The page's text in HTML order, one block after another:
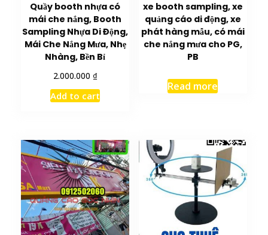
Quầy booth nhựa có
mái che nắng, Booth
Sampling Nhựa Di Động,
Mái Che Nắng Mưa, Nhẹ
Nhàng, Bền Bỉ
2.000.000 ₫
Add to cart
xe booth sampling, xe
quảng cáo di động, xe
phát hàng mẫu, có mái
che nắng mưa cho PG,
PB
Read more